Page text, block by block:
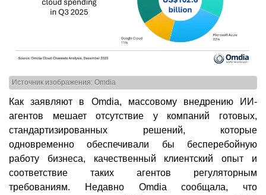
Источник изображения: Omdia
Как заявляют в Omdia, массовому внедрению ИИ-
агентов мешает отсутствие у компаний готовых,
стандартизированных решений, которые
одновременно обеспечивали бы бесперебойную
работу бизнеса, качественный клиентский опыт и
соответствие таких агентов регуляторным
требованиям. Недавно Omdia сообщала, что